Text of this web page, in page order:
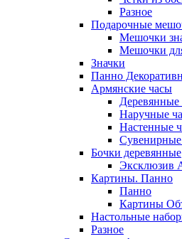
Разное
Подарочные
Мешочки
Мешочки
Значки
Панно
Армянские часы
Деревянные
Наручные
Настенные
Бочки деревянные
Эксклюзив
Картины. Панно
Панно
Картины
Настольные
Разное